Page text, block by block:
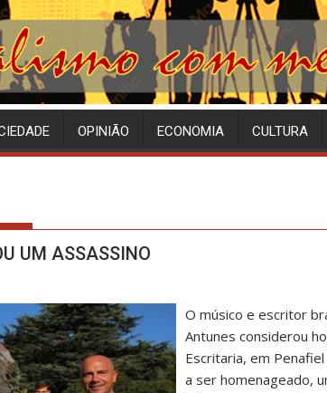
OPINIÃO ECONOMIA CULTURA
UM ASSASSINO
O músico e escritor
Antunes considerou
Escritaria, em
a ser homenageado,